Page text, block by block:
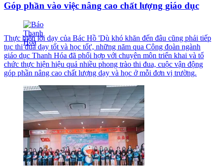
Góp phần vào việc nâng cao chất lượng giáo dục
Thực hiện lời dạy của Bác Hồ 'Dù khó khăn đến đâu cũng phải tiếp
tục thi đua dạy tốt và học tốt', những năm qua Công đoàn ngành
giáo dục Thanh Hóa đã phối hợp với chuyên môn triển khai và tổ
chức thực hiện hiệu quả nhiều phong trào thi đua, cuộc vận động
góp phần nâng cao chất lượng dạy và học ở mỗi đơn vị trường.